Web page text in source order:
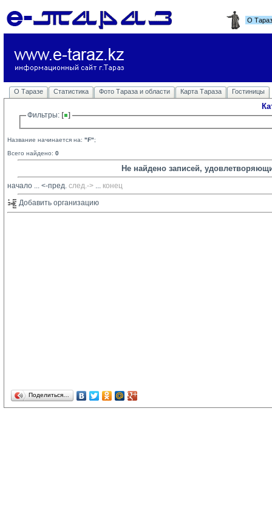
О
О Таразе Статистика Фото Тараза и области Карта Тараза Гостиницы
Фильтры:
Название начинается на: "F";
Всего найдено: 0
Не найдено записей,
начало ... <-пред. след.-> ... конец
Добавить организацию
Поделиться…